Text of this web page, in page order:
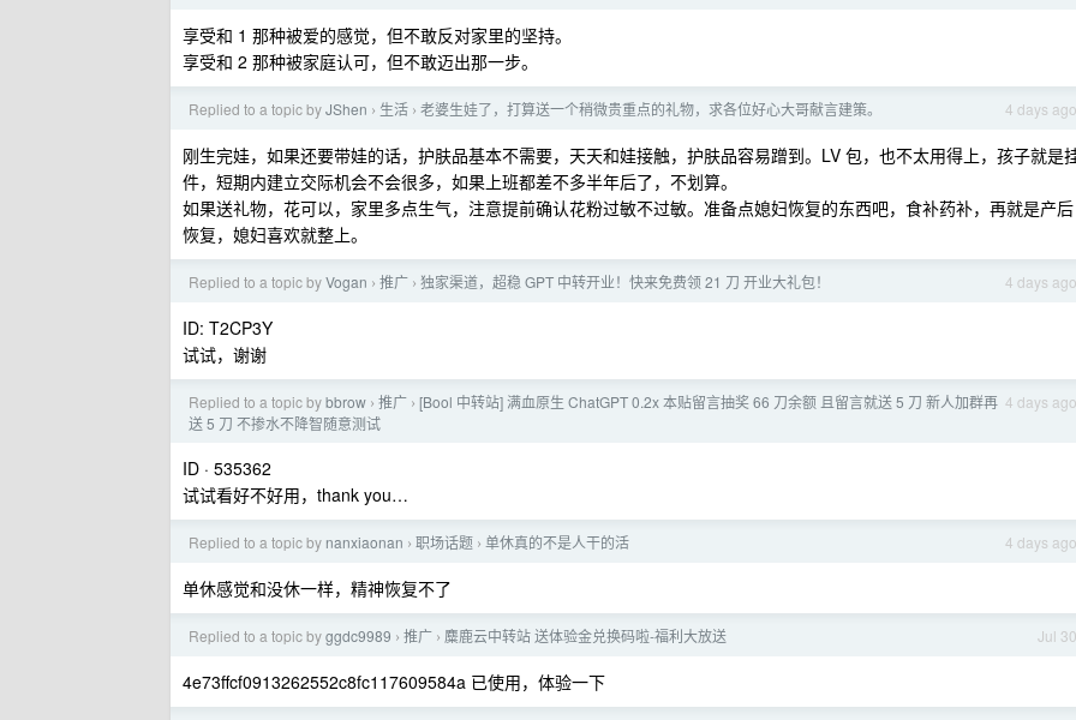
享受和 1 那种被爱的感觉，但不敢反对家里的坚持。
享受和 2 那种被家庭认可，但不敢迈出那一步。
4 days ago
Replied to a topic byJShen › 生活 › 老婆生娃了，打算送一个稍微贵重点的礼物，求各位好心大哥献言建策。
刚生完娃，如果还要带娃的话，护肤品基本不需要，天天和娃接触，护肤品容易蹭到。LV 包，也不太用得上，孩子就是
件，短期内建立交际机会不会很多，如果上班都差不多半年后了，不划算。
如果送礼物，花可以，家里多点生气，注意提前确认花粉过敏不过敏。准备点媳妇恢复的东西吧，食补药补，再就是产后
恢复，媳妇喜欢就整上。
4 days ago
Replied to a topic byVogan › 推广 › 独家渠道，超稳 GPT 中转开业！快来免费领 21 刀 开业大礼包！
ID: T2CP3Y
试试，谢谢
4 days ago
Replied to a topic bybbrow › 推广 › [Bool 中转站] 满血原生 ChatGPT 0.2x 本贴留言抽奖 66 刀余额 且留言就送 5 刀 新人加群再
送 5 刀 不掺水不降智随意测试
ID · 535362
试试看好不好用，thank you…
4 days ago
Replied to a topic by nanxiaonan › 职场话题 › 单休真的不是人干的活
单休感觉和没休一样，精神恢复不了
Jul 30
Replied to a topic byggdc9989 › 推广 › 麋鹿云中转站 送体验金兑换码啦-福利大放送
4e73ffcf0913262552c8fc117609584a 已使用，体验一下